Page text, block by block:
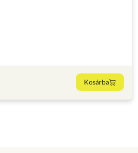
Kosárba